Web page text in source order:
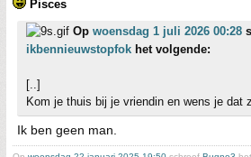
Pisces
Op woensdag 1 juli 2026 00:28
ikbennieuwstopfok het volgende:
[..]
Kom je thuis bij je vriendin en wens je dat
Ik ben geen man.